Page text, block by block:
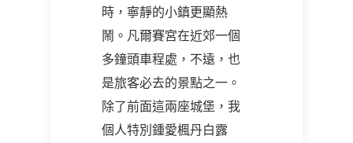
時，寧靜的小鎮更顯熱
鬧。凡爾賽宮在近郊一個
多鐘頭車程處，不遠，也
是旅客必去的景點之一。
除了前面這兩座城堡，我
個人特別鍾愛楓丹白露